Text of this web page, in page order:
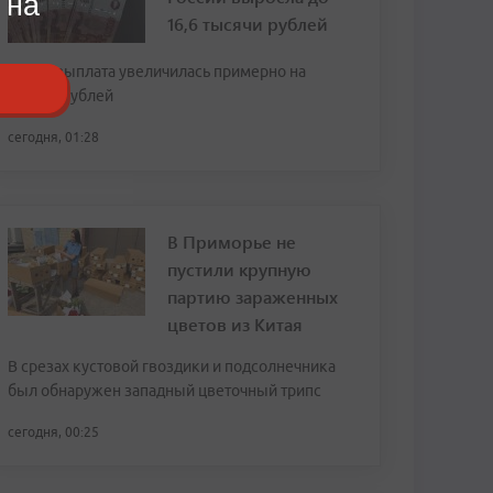
16,6 тысячи рублей
За год выплата увеличилась примерно на
тысячу рублей
сегодня, 01:28
В Приморье не
пустили крупную
партию зараженных
цветов из Китая
В срезах кустовой гвоздики и подсолнечника
был обнаружен западный цветочный трипс
сегодня, 00:25